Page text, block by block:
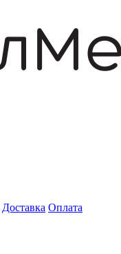
Доставка Оплата